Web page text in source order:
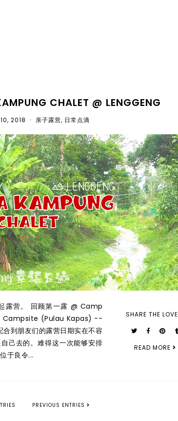
CHALET @ LENGGENG
2018 • 亲子露营, 日常点滴
露营。 回顾第一露 @ Camp
Campsite (Pulau Kapas) --
到朋友们的露营日期实在不容
己去的。难得这一次能够安排
于良令...
SHARE THE LOVE
READ MORE
PREVIOUS ENTRIES